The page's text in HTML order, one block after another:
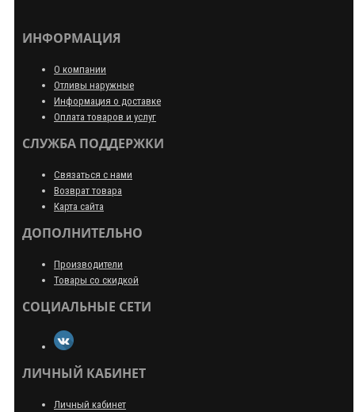
ИНФОРМАЦИЯ
О компании
Отливы наружные
Информация о доставке
Оплата товаров и услуг
СЛУЖБА ПОДДЕРЖКИ
Связаться с нами
Возврат товара
Карта сайта
ДОПОЛНИТЕЛЬНО
Производители
Товары со скидкой
СОЦИАЛЬНЫЕ СЕТИ
ЛИЧНЫЙ КАБИНЕТ
Личный кабинет